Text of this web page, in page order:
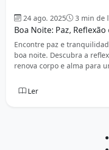
24 ago. 2025 3 min de
Boa Noite: Paz,
Encontre paz e
boa noite. Descubra a
renova corpo e alma para
Ler